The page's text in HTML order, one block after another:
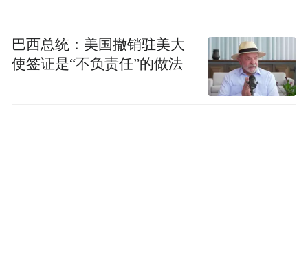
巴西总统：美国撤销驻美大
使签证是“不负责任”的做法